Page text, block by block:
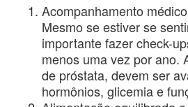
Acompanhamento
Mesmo se estiver se
importante fazer check-
menos uma vez por ano.
de próstata, devem ser
hormônios, glicemia e